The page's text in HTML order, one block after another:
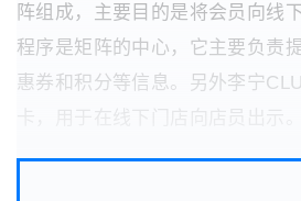
阵组成，主要目的是将会员向线
程序是矩阵的中心，它主要负责
惠券和积分等信息。另外李宁